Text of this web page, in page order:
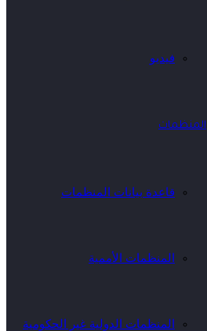
فيديو
المنظمات
قاعدة بيانات المنظمات
المنظمات الأممية
المنظمات الدولية غير الحكومية